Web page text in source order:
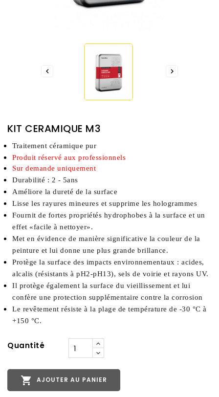
 
KIT CERAMIQUE M3
Traitement céramique pur
Produit réservé aux professionnels
Sur demande uniquement
Durabilité : 2 - 5ans
Améliore la dureté de la surface
Lisse les rayures mineures et supprime les hologrammes
Fournit de fortes propriétés hydrophobes à la surface et un
effet «facile à nettoyer».
Met en évidence de manière significative la couleur de la
peinture et lui donne une plus grande brillance.
Protège la surface des impacts environnementaux : acides,
alcalis (résistants à pH2-pH13), sels de voirie et rayons UV.
Il protège également la surface du vieillissement et lui
confère une protection supplémentaire contre la corrosion
Le revêtement résiste à la plage de température de -30 °C à
+150 °C.
Quantité
 AJOUTER AU PANIER